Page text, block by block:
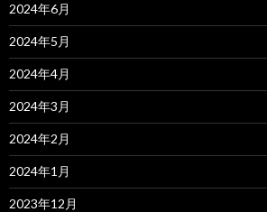
2024年6月
2024年5月
2024年4月
2024年3月
2024年2月
2024年1月
2023年12月